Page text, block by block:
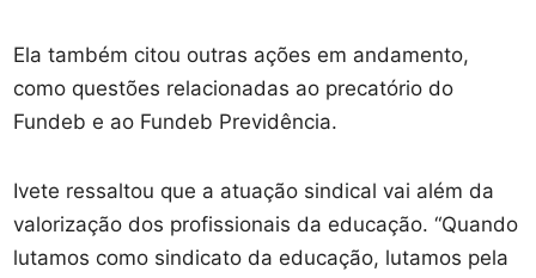
Ela também citou outras ações em andamento,
como questões relacionadas ao precatório do
Fundeb e ao Fundeb Previdência.
Ivete ressaltou que a atuação sindical vai além da
valorização dos profissionais da educação. “Quando
lutamos como sindicato da educação, lutamos pela